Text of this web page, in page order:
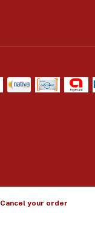
Cancel your order